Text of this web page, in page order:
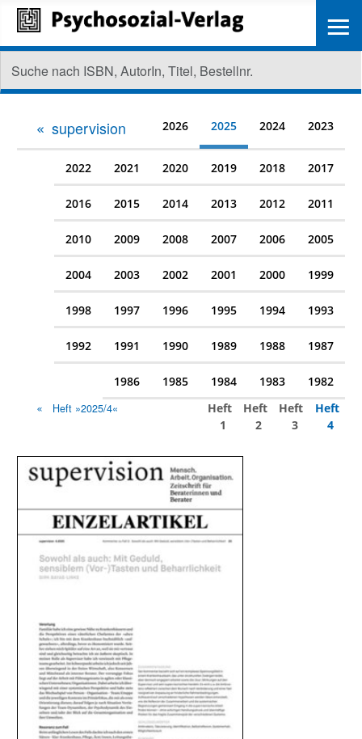
supervision 2026 2025 2024 2023
2022 2021 2020 2019 2018 2017
2016 2015 2014 2013 2012 2011
2010 2009 2008 2007 2006 2005
2004 2003 2002 2001 2000 1999
1998 1997 1996 1995 1994 1993
1992 1991 1990 1989 1988 1987
1986 1985 1984 1983 1982
Heft »2025/4«
Heft
1
Heft
2
Heft
3
Heft
4
≡